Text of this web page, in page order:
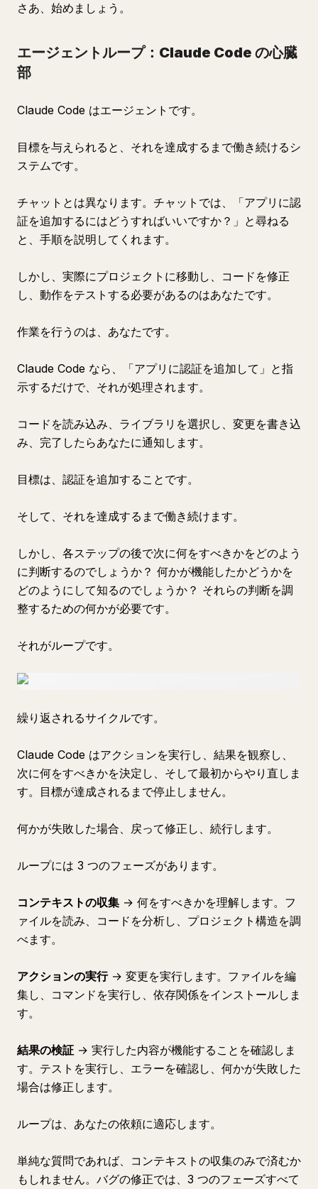
さあ、始めましょう。
エージェントループ：Claude Code の心臓
部
Claude Code はエージェントです。
目標を与えられると、それを達成するまで働き続けるシ
ステムです。
チャットとは異なります。チャットでは、「アプリに認
証を追加するにはどうすればいいですか？」と尋ねる
と、手順を説明してくれます。
しかし、実際にプロジェクトに移動し、コードを修正
し、動作をテストする必要があるのはあなたです。
作業を行うのは、あなたです。
Claude Code なら、「アプリに認証を追加して」と指
示するだけで、それが処理されます。
コードを読み込み、ライブラリを選択し、変更を書き込
み、完了したらあなたに通知します。
目標は、認証を追加することです。
そして、それを達成するまで働き続けます。
しかし、各ステップの後で次に何をすべきかをどのよう
に判断するのでしょうか？ 何かが機能したかどうかを
どのようにして知るのでしょうか？ それらの判断を調
整するための何かが必要です。
それがループです。
繰り返されるサイクルです。
Claude Code はアクションを実行し、結果を観察し、
次に何をすべきかを決定し、そして最初からやり直しま
す。目標が達成されるまで停止しません。
何かが失敗した場合、戻って修正し、続行します。
ループには 3 つのフェーズがあります。
コンテキストの収集 → 何をすべきかを理解します。フ
ァイルを読み、コードを分析し、プロジェクト構造を調
べます。
アクションの実行→ 変更を実行します。ファイルを編
集し、コマンドを実行し、依存関係をインストールしま
す。
結果の検証 → 実行した内容が機能することを確認しま
す。テストを実行し、エラーを確認し、何かが失敗した
場合は修正します。
ループは、あなたの依頼に適応します。
単純な質問であれば、コンテキストの収集のみで済むか
もしれません。バグの修正では、3 つのフェーズすべて